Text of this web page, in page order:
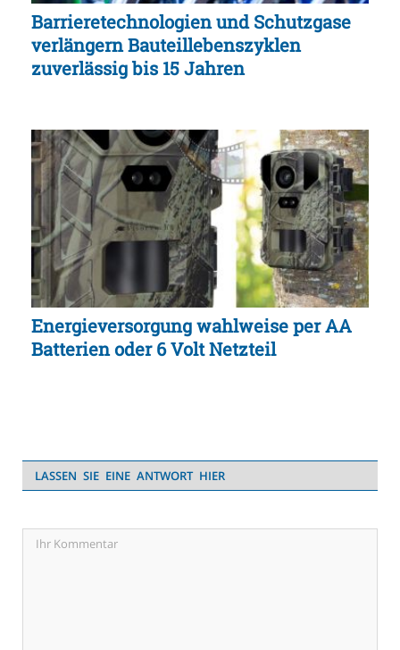
Barrieretechnologien und Schutzgase
verlängern Bauteillebenszyklen
zuverlässig bis 15 Jahren
Energieversorgung wahlweise per AA
Batterien oder 6 Volt Netzteil
LASSEN SIE EINE ANTWORT HIER